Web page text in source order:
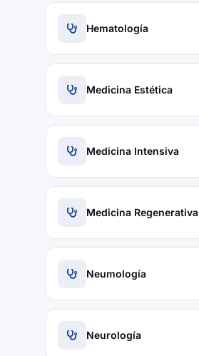
Hematología
Medicina Estética
Medicina Intensiva
Medicina Regenerativa
Neumología
Neurología